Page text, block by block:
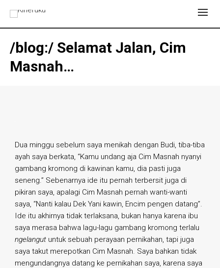
/blog:/ Selamat Jalan, Cim
Masnah…
Dua minggu sebelum saya menikah dengan Budi, tiba-tiba
ayah saya berkata, “Kamu undang aja Cim Masnah nyanyi
gambang kromong di kawinan kamu, dia pasti juga
seneng.” Sebenarnya ide itu pernah terbersit juga di
pikiran saya, apalagi Cim Masnah pernah wanti-wanti
saya, “Nanti kalau Dek Yani kawin, Encim pengen datang”.
Ide itu akhirnya tidak terlaksana, bukan hanya karena ibu
saya merasa bahwa lagu-lagu gambang kromong terlalu
ngelangut untuk sebuah perayaan pernikahan, tapi juga
saya takut merepotkan Cim Masnah. Saya bahkan tidak
mengundangnya datang ke pernikahan saya, karena saya